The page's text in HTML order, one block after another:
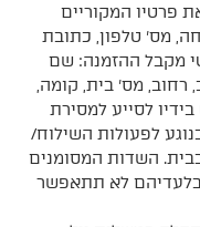
פרטיו המקוריים
מס' טלפון, כתובת
מקבל ההזמנה: שם
רחוב, מס' בית, קומה,
לסייע למסירת
לפעולות השילוח/
השדות המסומנים
לא תתאפשר